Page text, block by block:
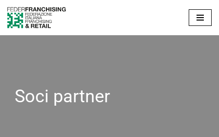
Vai
al
Soci partner